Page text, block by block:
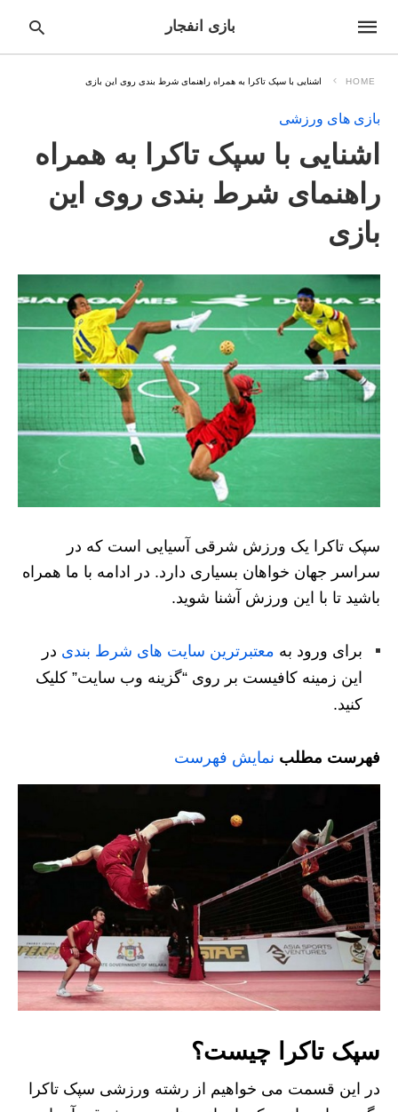
بازی انفجار
HOME اشنایی با سپک تاکرا به همراه راهنمای شرط بندی روی این بازی
بازی های ورزشی
اشنایی با سپک تاکرا به همراه
راهنمای شرط بندی روی این
بازی
سپک تاکرا یک ورزش شرقی آسیایی است که در
سراسر جهان خواهان بسیاری دارد. در ادامه با ما همراه
باشید تا با این ورزش آشنا شوید.
برای ورود به معتبرترین سایت های شرط بندی در
این زمینه کافیست بر روی “گزینه وب سایت” کلیک
کنید.
فهرست مطلب نمایش فهرست
سپک تاکرا چیست؟
در این قسمت می خواهیم از رشته ورزشی سپک تاکرا